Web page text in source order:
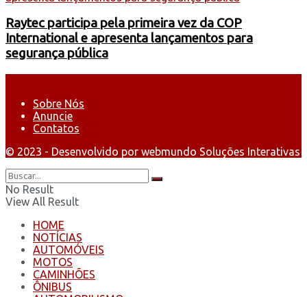
Raytec participa pela primeira vez da COP
International e apresenta lançamentos para
segurança pública
Sobre Nós
Anuncie
Contatos
© 2023 - Desenvolvido por webmundo Soluções Interativas
No Result
View All Result
HOME
NOTÍCIAS
AUTOMÓVEIS
MOTOS
CAMINHÕES
ÔNIBUS